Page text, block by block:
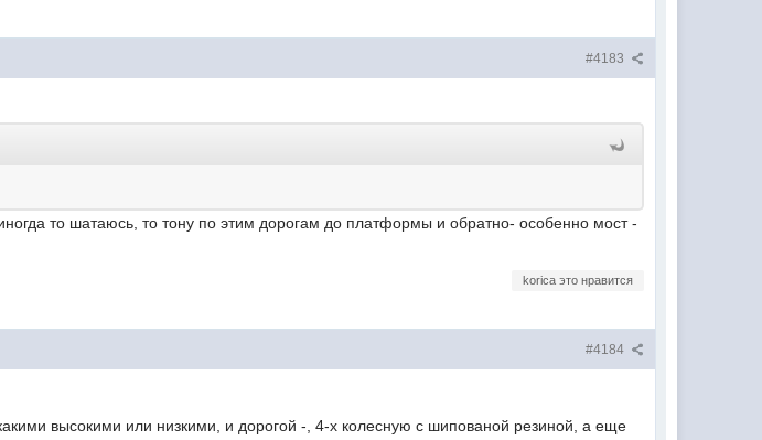
#4183
то шатаюсь, то тону по этим дорогам до платформы и обратно- особенно мост -
korica это нравится
#4184
высокими или низкими, и дорогой -, 4-х колесную с шипованой резиной, а еще